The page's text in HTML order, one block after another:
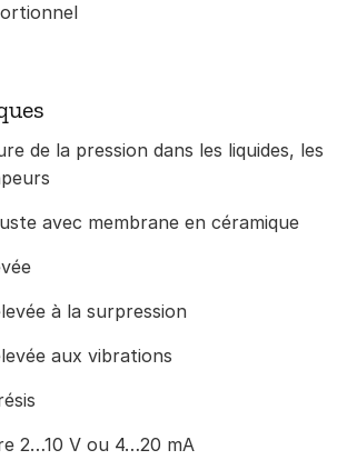
de la pression dans les liquides, les
avec membrane en céramique
à la surpression
aux vibrations
2…10 V ou 4…20 mA